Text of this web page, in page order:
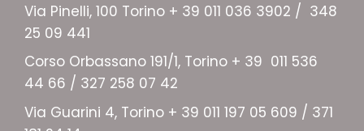
Via Pinelli, 100 Torino + 39 011 036 3902 / 348
25 09 441
Corso Orbassano 191/1, Torino + 39 011 536
44 66 / 327 258 07 42
Via Guarini 4, Torino + 39 011 197 05 609 / 371